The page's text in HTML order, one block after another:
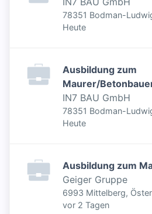
78351 Bodman-
Deutschland
Veröffentlicht
Heute
Ausbildung zum
Maurer/
IN7 BAU GmbH
78351 Bodman-
Deutschland
Veröffentlicht
Heute
Ausbildung zum
Geiger Gruppe
6993 Mittelberg,
Veröffentlicht
vor 2 Tagen